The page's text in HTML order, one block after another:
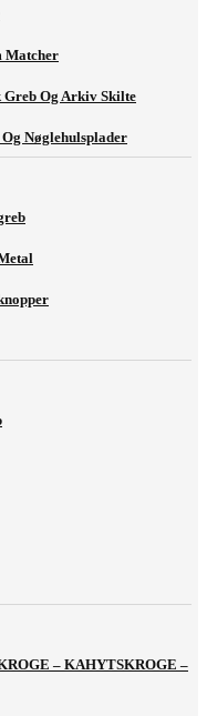
Matcher
Og Arkiv Skilte
Nøglehulsplader
– KAHYTSKROGE –